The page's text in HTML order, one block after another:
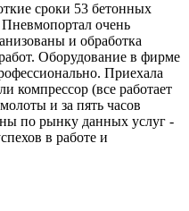
сроки 53 бетонных
очень
и обработка
Оборудование в фирме
Приехала
компрессор (все работает
и за пять часов
по рынку данных услуг -
в работе и